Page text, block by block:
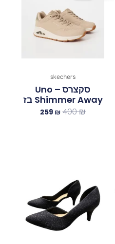
skechers
סקצרס Uno –
Shimmer Away בז
400₪
400 ₪.
259 ₪
259 ₪.